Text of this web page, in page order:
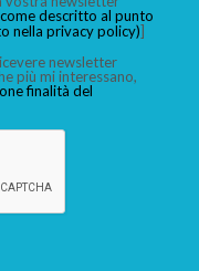
descritto al punto
nella privacy policy)]
newsletter
più mi interessano,
finalità del